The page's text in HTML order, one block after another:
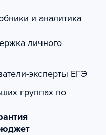
и аналитика
личного
эксперты ЕГЭ
группах по